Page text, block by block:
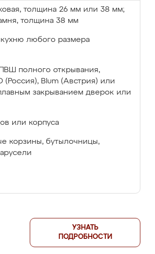
толщина 26 мм или 38 мм;
толщина 38 мм
кухню любого размера
ПВШ полного открывания,
(Россия), Blum (Австрия) или
закрыванием дверок или
или корпуса
корзины, бутылочницы,
УЗНАТЬ
ПОДРОБНОСТИ